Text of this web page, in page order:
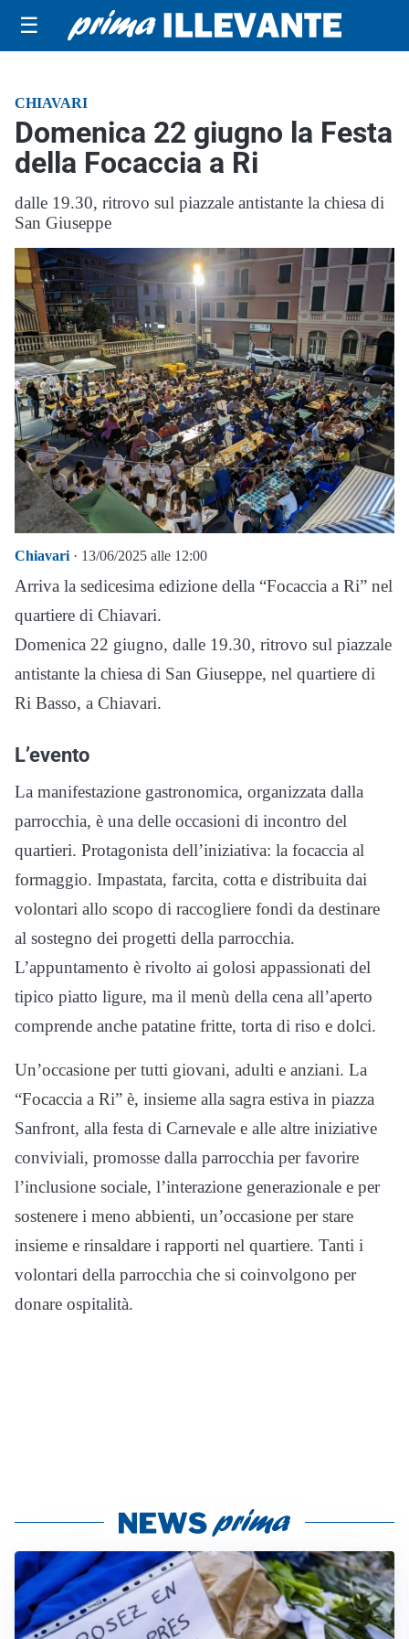
☰
CHIAVARI
Domenica 22 giugno la Festa
della Focaccia a Ri
dalle 19.30, ritrovo sul piazzale antistante la chiesa di
San Giuseppe
Chiavari · 13/06/2025 alle 12:00
Arriva la sedicesima edizione della “Focaccia a Ri” nel
quartiere di Chiavari.
Domenica 22 giugno, dalle 19.30, ritrovo sul piazzale
antistante la chiesa di San Giuseppe, nel quartiere di
Ri Basso, a Chiavari.
L’evento
La manifestazione gastronomica, organizzata dalla
parrocchia, è una delle occasioni di incontro del
quartieri. Protagonista dell’iniziativa: la focaccia al
formaggio. Impastata, farcita, cotta e distribuita dai
volontari allo scopo di raccogliere fondi da destinare
al sostegno dei progetti della parrocchia.
L’appuntamento è rivolto ai golosi appassionati del
tipico piatto ligure, ma il menù della cena all’aperto
comprende anche patatine fritte, torta di riso e dolci.
Un’occasione per tutti giovani, adulti e anziani. La
“Focaccia a Ri” è, insieme alla sagra estiva in piazza
Sanfront, alla festa di Carnevale e alle altre iniziative
conviviali, promosse dalla parrocchia per favorire
l’inclusione sociale, l’interazione generazionale e per
sostenere i meno abbienti, un’occasione per stare
insieme e rinsaldare i rapporti nel quartiere. Tanti i
volontari della parrocchia che si coinvolgono per
donare ospitalità.